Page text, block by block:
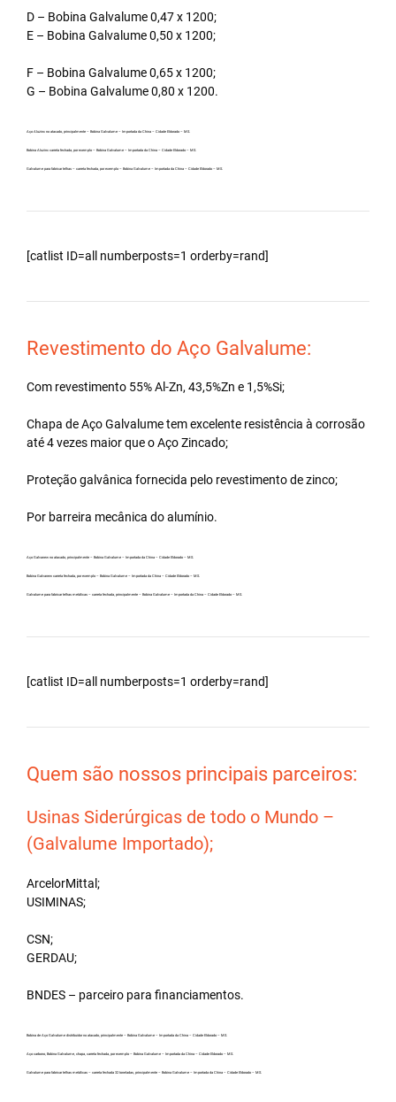
D – Bobina Galvalume 0,47 x 1200;
E – Bobina Galvalume 0,50 x 1200;
F – Bobina Galvalume 0,65 x 1200;
G – Bobina Galvalume 0,80 x 1200.
Aço Aluzinc no atacado, principalmente – Bobina Galvalume – Importada da China – Cidade Eldorado – MS.
Bobina Aluzinc carreta fechada, por exemplo – Bobina Galvalume – Importada da China – Cidade Eldorado – MS.
Galvalume para fabricar telhas – carreta fechada, por exemplo – Bobina Galvalume – Importada da China – Cidade Eldorado – MS.
[catlist ID=all numberposts=1 orderby=rand]
Revestimento do Aço Galvalume:
Com revestimento 55% Al-Zn, 43,5%Zn e 1,5%Si;
Chapa de Aço Galvalume tem excelente resistência à corrosão
até 4 vezes maior que o Aço Zincado;
Proteção galvânica fornecida pelo revestimento de zinco;
Por barreira mecânica do alumínio.
Aço Galvanew no atacado, principalmente – Bobina Galvalume – Importada da China – Cidade Eldorado – MS.
Bobina Galvanew carreta fechada, por exemplo – Bobina Galvalume – Importada da China – Cidade Eldorado – MS.
Galvalume para fabricar telhas metálicas – carreta fechada, principalmente – Bobina Galvalume – Importada da China – Cidade Eldorado – MS.
[catlist ID=all numberposts=1 orderby=rand]
Quem são nossos principais parceiros:
Usinas Siderúrgicas de todo o Mundo –
(Galvalume Importado);
ArcelorMittal;
USIMINAS;
CSN;
GERDAU;
BNDES – parceiro para financiamentos.
Bobina de Aço Galvalume distribuidor no atacado, principalmente – Bobina Galvalume – Importada da China – Cidade Eldorado – MS.
Aço carbono, Bobina Galvalume, chapa, carreta fechada, por exemplo – Bobina Galvalume – Importada da China – Cidade Eldorado – MS.
Galvalume para fabricar telhas metálicas – carreta fechada 32 toneladas, principalmente – Bobina Galvalume – Importada da China – Cidade Eldorado – MS.